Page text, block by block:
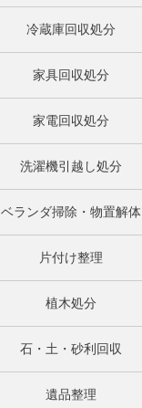
冷蔵庫回収処分
家具回収処分
家電回収処分
洗濯機引越し処分
ベランダ掃除・物置解体
片付け整理
植木処分
石・土・砂利回収
遺品整理